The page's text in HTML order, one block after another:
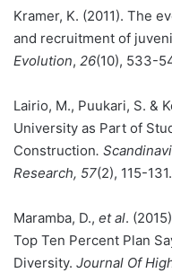
Kramer, K. (2011). The
and recruitment of
Evolution, 26(10), 533-
Lairio, M., Puukari, S. &
University as Part of
Construction.
Research, 57(2), 115-131.
Maramba, D., et al.
Top Ten Percent Plan
Diversity. Journal Of